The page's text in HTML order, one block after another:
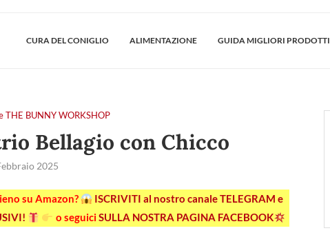
CURA DEL CONIGLIO ALIMENTAZIONE GUIDA MIGLIORI PRODOTTI
THE BUNNY WORKSHOP
Bellagio con Chicco
2025
su Amazon?
ISCRIVITI al nostro canale TELEGRAM e
o seguiciSULLA NOSTRA PAGINA FACEBOOK